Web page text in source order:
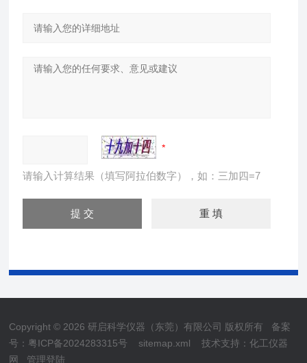
请输入计算结果（填写阿拉伯数字），如：三加四=7
Copyright © 2026 研启科学仪器（东莞）有限公司 版权所有 备案
号：粤ICP备2024283315号
sitemap.xml 技术支持：化工仪器
网
管理登陆